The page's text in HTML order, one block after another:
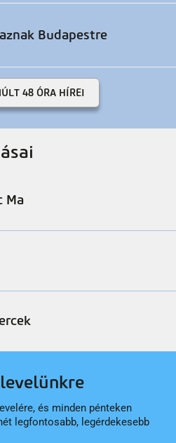
Budapestre
48 ÓRA HÍREI
Ma
és minden pénteken
legfontosabb, legérdekesebb